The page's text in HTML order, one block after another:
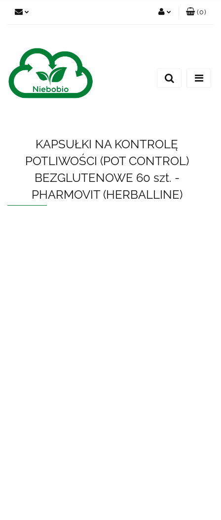
(0)
KAPSUŁKI NA KONTROLĘ
POTLIWOŚCI (POT CONTROL)
BEZGLUTENOWE 60 szt. -
PHARMOVIT (HERBALLINE)